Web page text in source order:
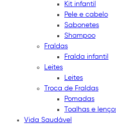
Kit infantil
Pele e cabelo
Sabonetes
Shampoo
Fraldas
Fralda infantil
Leites
Leites
Troca de Fraldas
Pomadas
Toalhas e
Vida Saudável